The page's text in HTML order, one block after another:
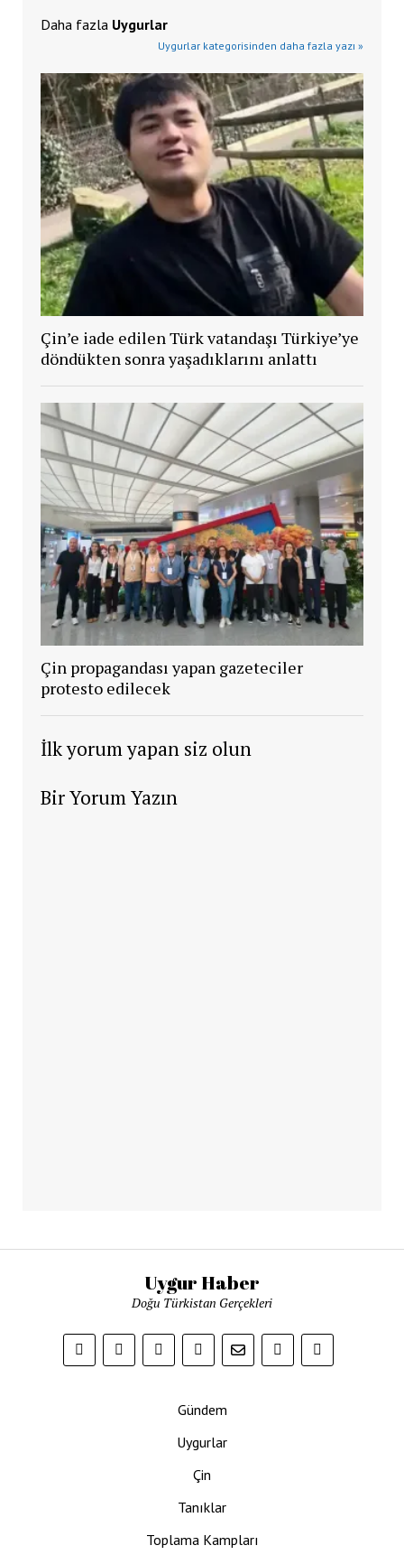
Daha fazla Uygurlar
Uygurlar kategorisinden daha fazla yazı »
Çin’e iade edilen Türk vatandaşı Türkiye’ye
döndükten sonra yaşadıklarını anlattı
Çin propagandası yapan gazeteciler
protesto edilecek
İlk yorum yapan siz olun
Bir Yorum Yazın
Uygur Haber
Doğu Türkistan Gerçekleri
Gündem
Uygurlar
Çin
Tanıklar
Toplama Kampları